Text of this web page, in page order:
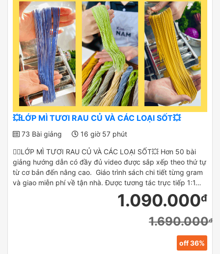
💥LỚP MÌ TƯƠI RAU CỦ VÀ CÁC LOẠI SỐT💥
73 Bài giảng 16 giờ 57 phút
✌🏻LỚP MÌ TƯƠI RAU CỦ VÀ CÁC LOẠI SỐT💥 Hơn 50 bài
giảng hướng dẫn có đầy đủ video được sắp xếp theo thứ tự
từ cơ bản đến nâng cao. Giáo trình sách chi tiết từng gram
và giao miễn phí về tận nhà. Được tương tác trực tiếp 1:1…
1.090.000đ
1.690.000đ
off 36%